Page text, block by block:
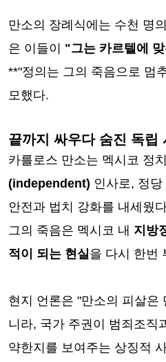
만소의 장례식에는 수천 명
은 이들이 "그는 카르텔에
**"정의는 그의 죽음으로 멈
모했다.
끝까지 싸우다 숨진 독립
카를로스 만소는 멕시코 정
(independent) 인사로, 정
안전과 법치 강화를 내세웠
그의 죽음은 멕시코 내 지방
적이 되는 현실 을 다시 한번
현지 언론은 "만소의 피살은
니라, 국가 주권이 범죄조직
약한지를 보여주는 상징적